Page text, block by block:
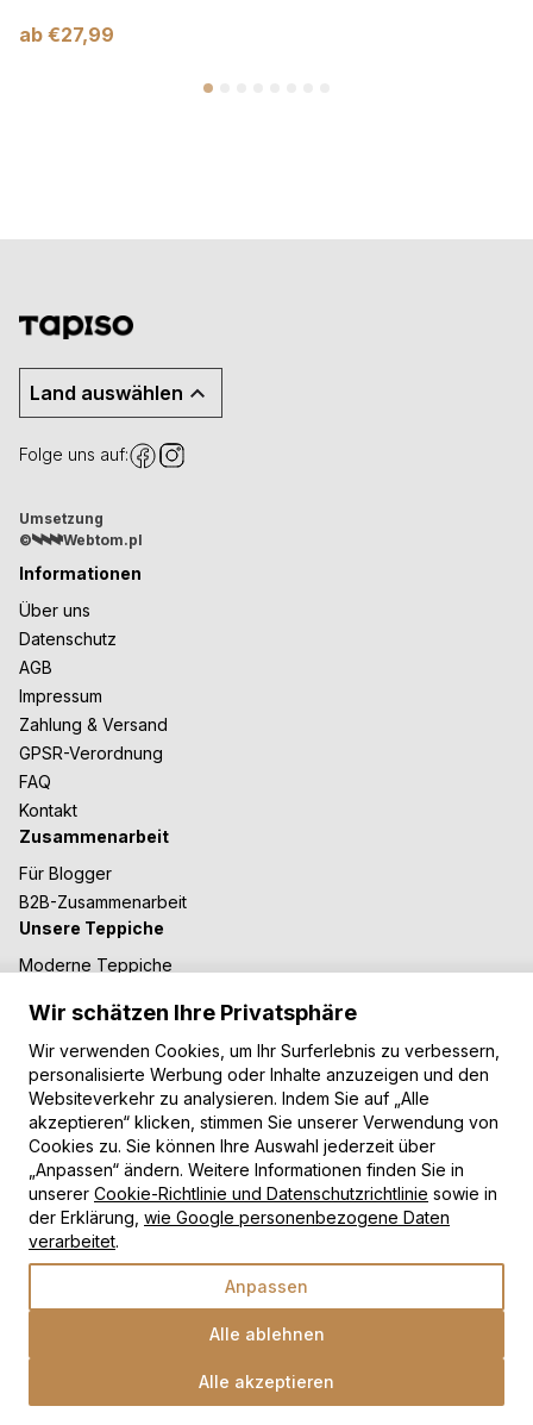
ab €27,99
Wähle eine Option
Land auswählen
Folge uns auf:
Umsetzung
©
Webtom.pl
Informationen
Über uns
Datenschutz
AGB
Impressum
Zahlung & Versand
GPSR-Verordnung
FAQ
Kontakt
Zusammenarbeit
Für Blogger
B2B-Zusammenarbeit
Unsere Teppiche
Moderne Teppiche
Shaggy Teppiche
Kinderteppiche
Zahlungsarten
Copyright © 2026 TAPISO
Wir schätzen Ihre Privatsphäre
Wir verwenden Cookies, um Ihr Surferlebnis zu verbessern,
personalisierte Werbung oder Inhalte anzuzeigen und den
Websiteverkehr zu analysieren. Indem Sie auf „Alle
akzeptieren“ klicken, stimmen Sie unserer Verwendung von
Cookies zu. Sie können Ihre Auswahl jederzeit über
„Anpassen“ ändern. Weitere Informationen finden Sie in
unserer Cookie-Richtlinie und Datenschutzrichtlinie sowie in
der Erklärung, wie Google personenbezogene Daten
verarbeitet.
Anpassen
Alle ablehnen
Alle akzeptieren